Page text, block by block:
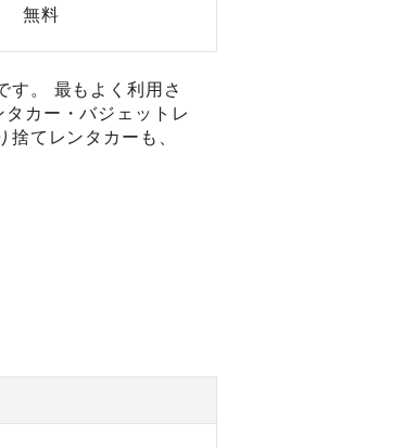
無料
す。 最もよく利用さ
カー・バジェットレ
てレンタカーも、